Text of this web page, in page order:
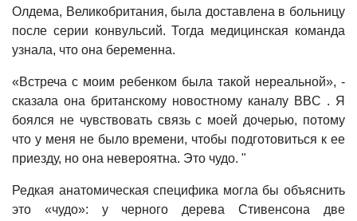
Олдема, Великобритания, была доставлена ​​в больницу
после серии конвульсий. Тогда медицинская команда
узнала, что она беременна.
«Встреча с моим ребенком была такой нереальной», -
сказала она британскому новостному каналу BBC . Я
боялся не чувствовать связь с моей дочерью, потому
что у меня не было времени, чтобы подготовиться к ее
приезду, но она невероятна. Это чудо. "
Редкая анатомическая специфика могла бы объяснить
это «чудо»: у черного дерева Стивенсона две